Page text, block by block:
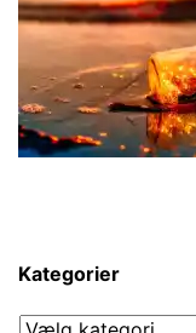
Kategorier